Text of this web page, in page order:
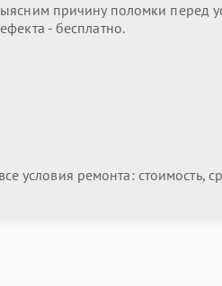
причину поломки перед
- бесплатно.
условия ремонта: стоимость,